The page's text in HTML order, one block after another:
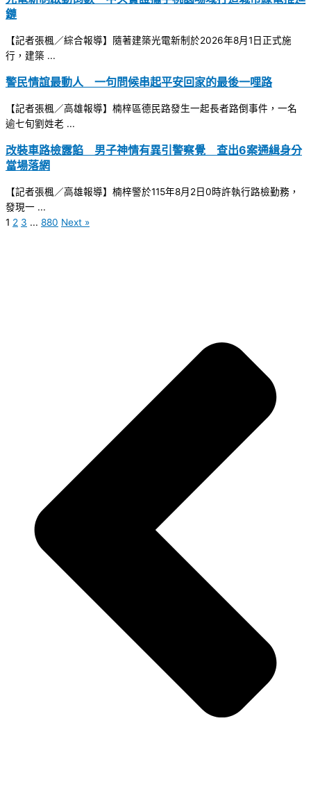
鏈
【記者張楓／綜合報導】隨著建築光電新制於2026年8月1日正式施
行，建築 ...
警民情誼最動人 一句問候串起平安回家的最後一哩路
【記者張楓／高雄報導】楠梓區德民路發生一起長者路倒事件，一名
逾七旬劉姓老 ...
改裝車路檢露餡 男子神情有異引警察覺 查出6案通緝身分
當場落網
【記者張楓／高雄報導】楠梓警於115年8月2日0時許執行路檢勤務，
發現一 ...
1 2 3 ... 880 Next »